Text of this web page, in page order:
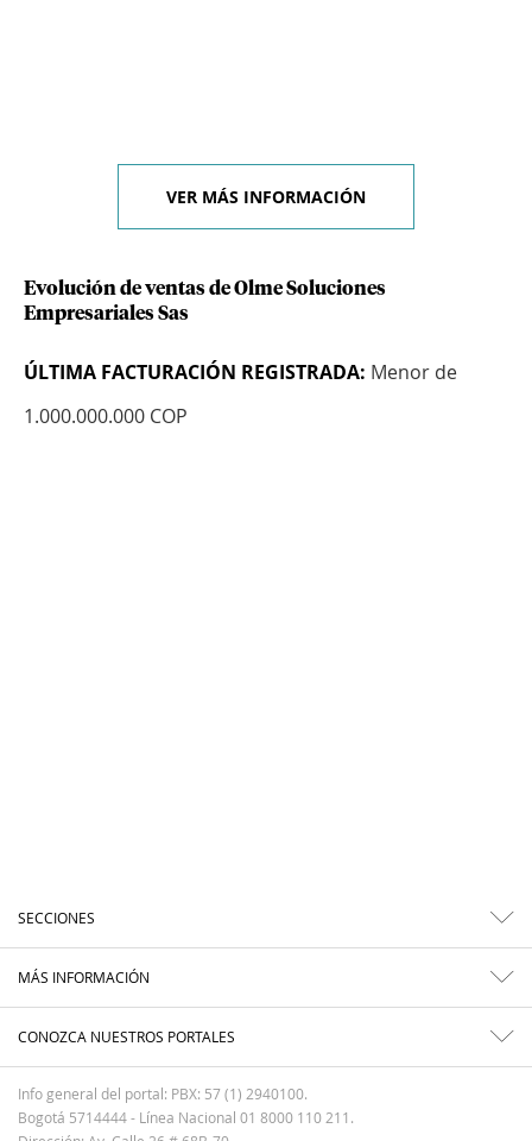
VER MÁS INFORMACIÓN
Evolución de ventas de Olme Soluciones
Empresariales Sas
ÚLTIMA FACTURACIÓN REGISTRADA: Menor de
1.000.000.000 COP
SECCIONES
MÁS INFORMACIÓN
CONOZCA NUESTROS PORTALES
Info general del portal: PBX: 57 (1) 2940100.
Bogotá 5714444 - Línea Nacional 01 8000 110 211.